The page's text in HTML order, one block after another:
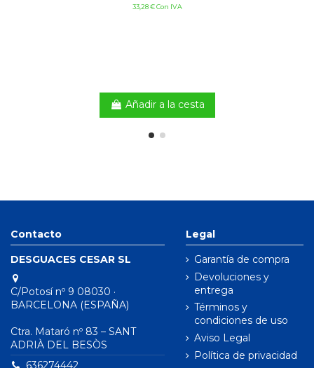
33,28 € Con IVA
Añadir a la cesta
Contacto
DESGUACES CESAR SL
C/Potosí nº 9 08030 ·
BARCELONA (ESPAÑA)
Ctra. Mataró nº 83 – SANT
ADRIÀ DEL BESÒS
636274442
Legal
Garantía de compra
Devoluciones y
entrega
Términos y
condiciones de uso
Aviso Legal
Política de privacidad